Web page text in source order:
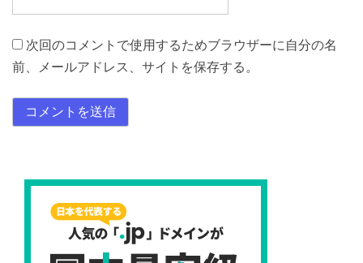
次回のコメントで使用するためブラウザーに自分の名
前、メールアドレス、サイトを保存する。